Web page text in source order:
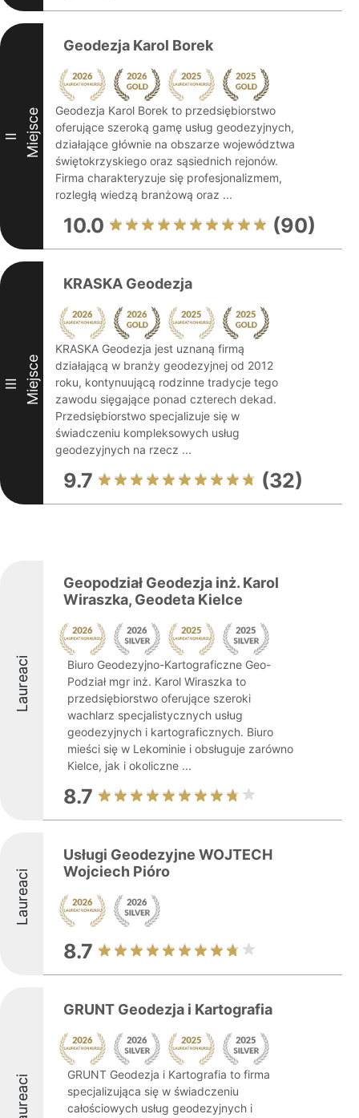
II Miejsce
Geodezja Karol Borek
Geodezja Karol Borek to przedsiębiorstwo
oferujące szeroką gamę usług geodezyjnych,
działające głównie na obszarze województwa
świętokrzyskiego oraz sąsiednich rejonów.
Firma charakteryzuje się profesjonalizmem,
rozległą wiedzą branżową oraz ...
10.0 (90)
III Miejsce
KRASKA Geodezja
KRASKA Geodezja jest uznaną firmą
działającą w branży geodezyjnej od 2012
roku, kontynuującą rodzinne tradycje tego
zawodu sięgające ponad czterech dekad.
Przedsiębiorstwo specjalizuje się w
świadczeniu kompleksowych usług
geodezyjnych na rzecz ...
9.7 (32)
Laureaci
Geopodział Geodezja inż. Karol
Wiraszka, Geodeta Kielce
Biuro Geodezyjno-Kartograficzne Geo-
Podział mgr inż. Karol Wiraszka to
przedsiębiorstwo oferujące szeroki
wachlarz specjalistycznych usług
geodezyjnych i kartograficznych. Biuro
mieści się w Lekominie i obsługuje zarówno
Kielce, jak i okoliczne ...
8.7
Laureaci
Usługi Geodezyjne WOJTECH
Wojciech Pióro
8.7
Laureaci
GRUNT Geodezja i Kartografia
GRUNT Geodezja i Kartografia to firma
specjalizująca się w świadczeniu
całościowych usług geodezyjnych i